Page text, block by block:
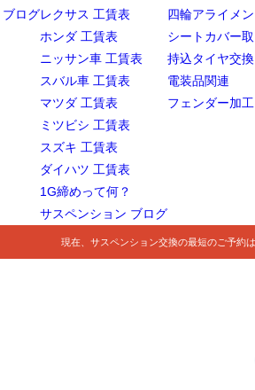
ログレクサス 工賃表
ホンダ 工賃表
ニッサン車 工賃表
スバル車 工賃表
マツダ 工賃表
ミツビシ 工賃表
スズキ 工賃表
ダイハツ 工賃表
1G締めって何？
サスペンション ブログ
四輪アライメン
シートカバー
持込タイヤ交換
電装品関連
フェンダー加工
現在、サスペンション交換の最短のご予約